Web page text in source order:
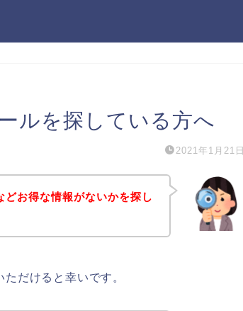
ルを探している方へ
2021年1月21日
お得な情報がないかを探し
だけると幸いです。